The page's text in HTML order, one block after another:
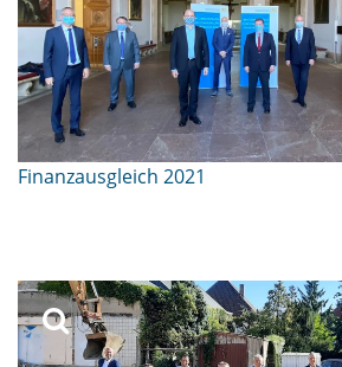
Finanzausgleich 2021